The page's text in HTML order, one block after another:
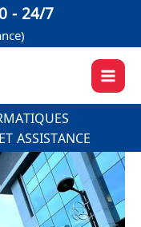
- 24/7
ASSISTANCE